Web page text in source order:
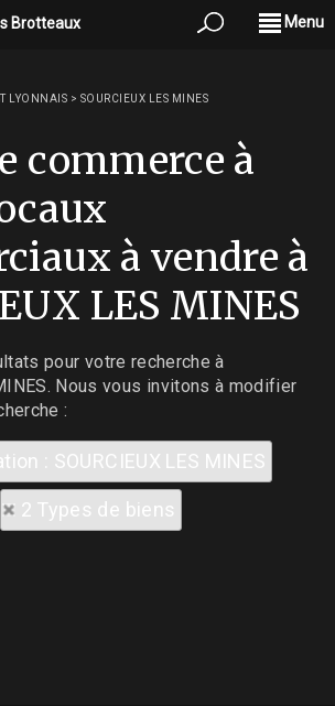
Brotteaux Menu
LYONNAIS > SOURCIEUX LES MINES
commerce à
à vendre à
LES MINES
pour votre recherche à
Nous vous invitons à modifier
:
: SOURCIEUX LES MINES
2 Types de biens